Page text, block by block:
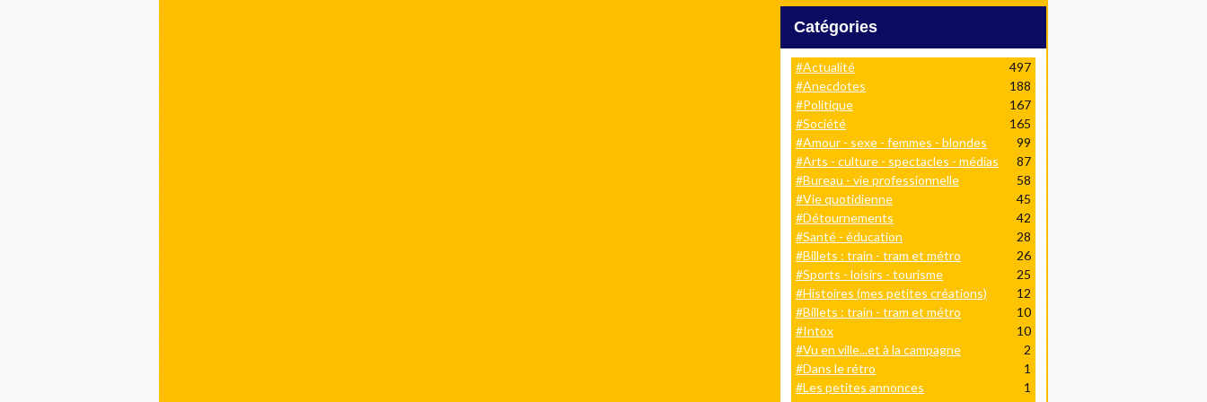
Catégories
#Actualité
497
#Anecdotes
188
#Politique
167
#Société
165
#Amour - sexe - femmes - blondes
99
#Arts - culture - spectacles - médias
87
#Bureau - vie professionnelle
58
#Vie quotidienne
45
#Détournements
42
#Santé - éducation
28
#Billets : train - tram et métro
26
#Sports - loisirs - tourisme
25
#Histoires (mes petites créations)
12
#Billets : train - tram et métro
10
#Intox
10
#Vu en ville...et à la campagne
2
#Dans le rétro
1
#Les petites annonces
1